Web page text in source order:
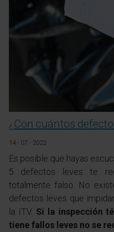
¿Con cuántos
14 - 07 - 2022
Es posible que hayas
5 defectos leves te
totalmente falso. No
defectos leves que
la ITV. Si la inspección
tiene fallos leves no se